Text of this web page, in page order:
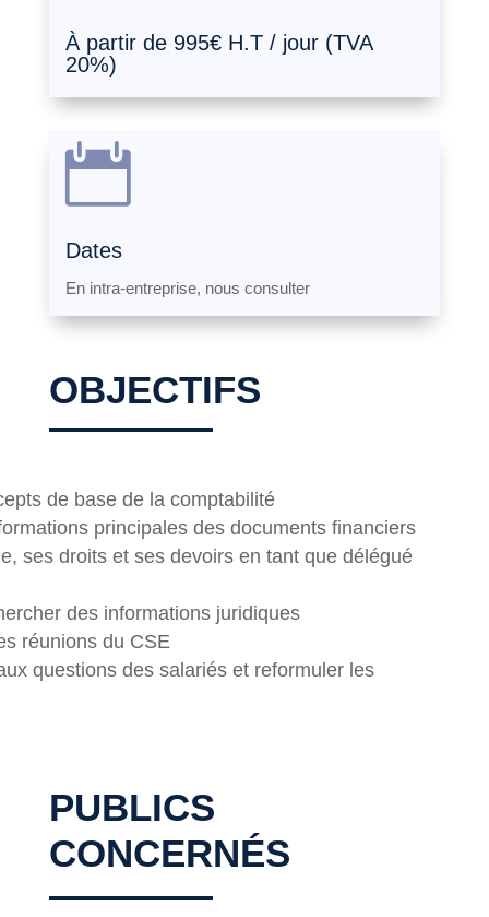
À partir de 995€ H.T / jour (TVA
20%)

Dates
En intra-entreprise, nous consulter
OBJECTIFS
de base de la comptabilité
principales des documents financiers
ses droits et ses devoirs en tant que délégué
des informations juridiques
réunions du CSE
questions des salariés et reformuler les
PUBLICS
CONCERNÉS